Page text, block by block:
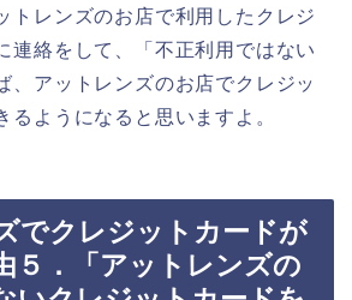
トレンズのお店で利用したクレジ
連絡をして、「不正利用ではない
、アットレンズのお店でクレジッ
るようになると思いますよ。
でクレジットカードが
５．「アットレンズの